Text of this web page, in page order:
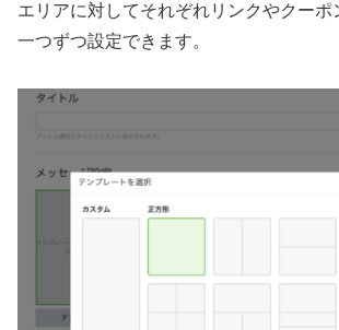
エリアに対してそれぞれリンクやクーポ
一つずつ設定できます。